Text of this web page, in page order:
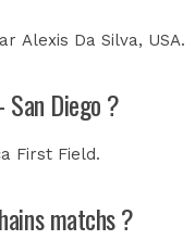
Alexis Da Silva, USA.
Diego ?
First Field.
matchs ?